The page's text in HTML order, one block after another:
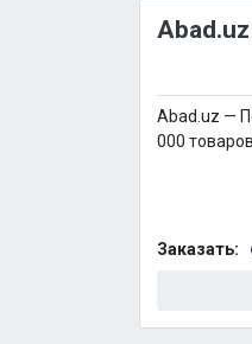
Abad.uz
Abad.uz —
000
Заказать: